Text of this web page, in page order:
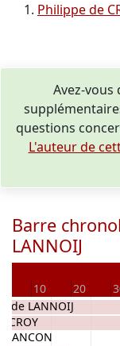
Philippe de
Avez-vous
questions
L'auteur de
Barre
LANNOIJ
10 20
CROY
de LANNOIJ